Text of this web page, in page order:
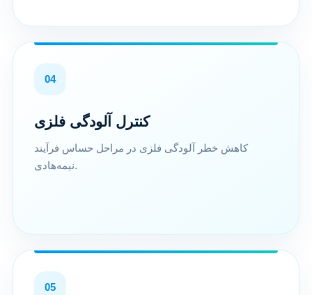
04
کنترل آلودگی فلزی
کاهش خطر آلودگی فلزی در مراحل حساس فرآیند
نیمه‌هادی.
05